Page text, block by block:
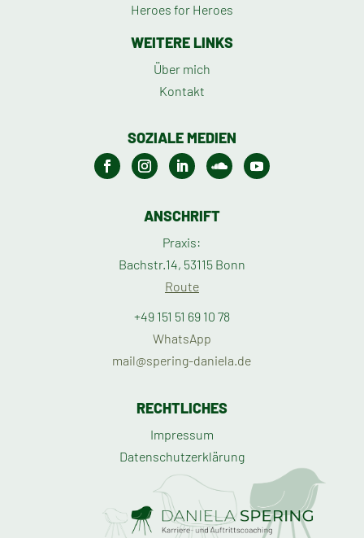
Heroes for Heroes
WEITERE LINKS
Über mich
Kontakt
SOZIALE MEDIEN
ANSCHRIFT
Praxis:
Bachstr.14, 53115 Bonn
Route
+49 151 51 69 10 78
WhatsApp
mail@spering-daniela.de
RECHTLICHES
Impressum
Datenschutzerklärung